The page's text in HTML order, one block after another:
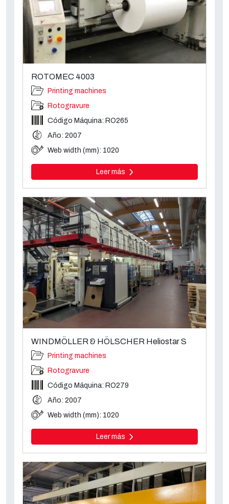
ROTOMEC 4003
Printing machines
Rotogravure
Código Máquina: RO265
Año: 2007
Web width (mm): 1020
Leer más
WINDMÖLLER & HÖLSCHER Heliostar S
Printing machines
Rotogravure
Código Máquina: RO279
Año: 2007
Web width (mm): 1020
Leer más